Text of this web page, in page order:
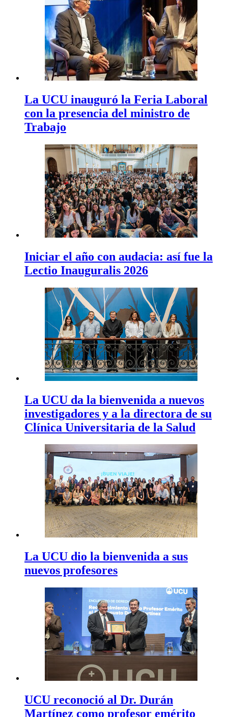
La UCU inauguró la Feria Laboral
con la presencia del ministro de
Trabajo
Iniciar el año con audacia: así fue la
Lectio Inauguralis 2026
La UCU da la bienvenida a nuevos
investigadores y a la directora de su
Clínica Universitaria de la Salud
La UCU dio la bienvenida a sus
nuevos profesores
UCU reconoció al Dr. Durán
Martínez como profesor emérito